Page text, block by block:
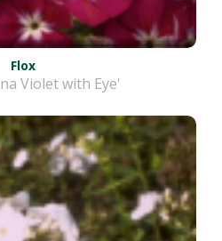
Flox
Violet with Eye'